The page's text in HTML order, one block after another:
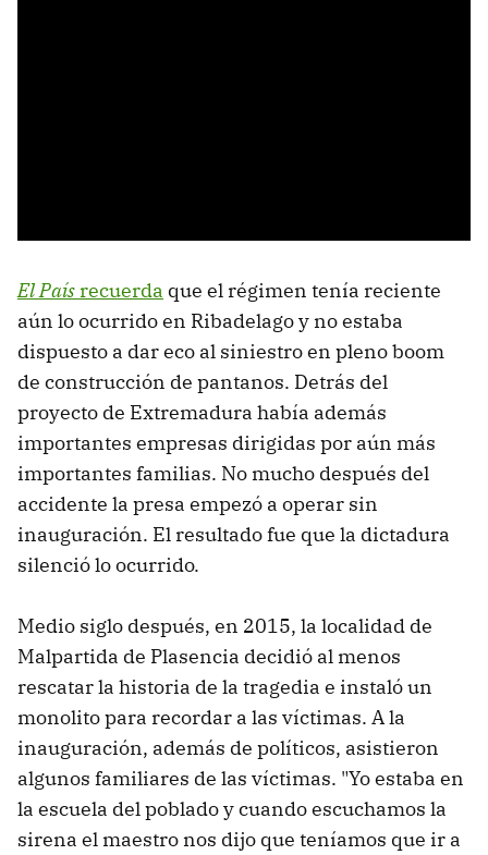
El Paísrecuerda que el régimen tenía reciente
aún lo ocurrido en Ribadelago y no estaba
dispuesto a dar eco al siniestro en pleno boom
de construcción de pantanos. Detrás del
proyecto de Extremadura había además
importantes empresas dirigidas por aún más
importantes familias. No mucho después del
accidente la presa empezó a operar sin
inauguración. El resultado fue que la dictadura
silenció lo ocurrido.
Medio siglo después, en 2015, la localidad de
Malpartida de Plasencia decidió al menos
rescatar la historia de la tragedia e instaló un
monolito para recordar a las víctimas. A la
inauguración, además de políticos, asistieron
algunos familiares de las víctimas. "Yo estaba en
la escuela del poblado y cuando escuchamos la
sirena el maestro nos dijo que teníamos que ir a